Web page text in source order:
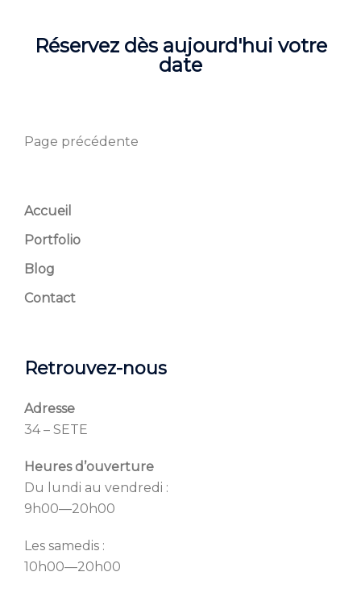
Réservez dès aujourd'hui votre
date
Page précédente
Accueil
Portfolio
Blog
Contact
Retrouvez-nous
Adresse
34 – SETE
Heures d’ouverture
Du lundi au vendredi :
9h00—20h00
Les samedis :
10h00—20h00